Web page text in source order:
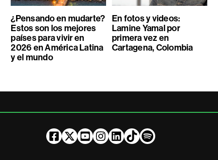
¿Pensando en mudarte?
Estos son los mejores
países para vivir en
2026 en América Latina
y el mundo
En fotos y videos:
Lamine Yamal por
primera vez en
Cartagena, Colombia